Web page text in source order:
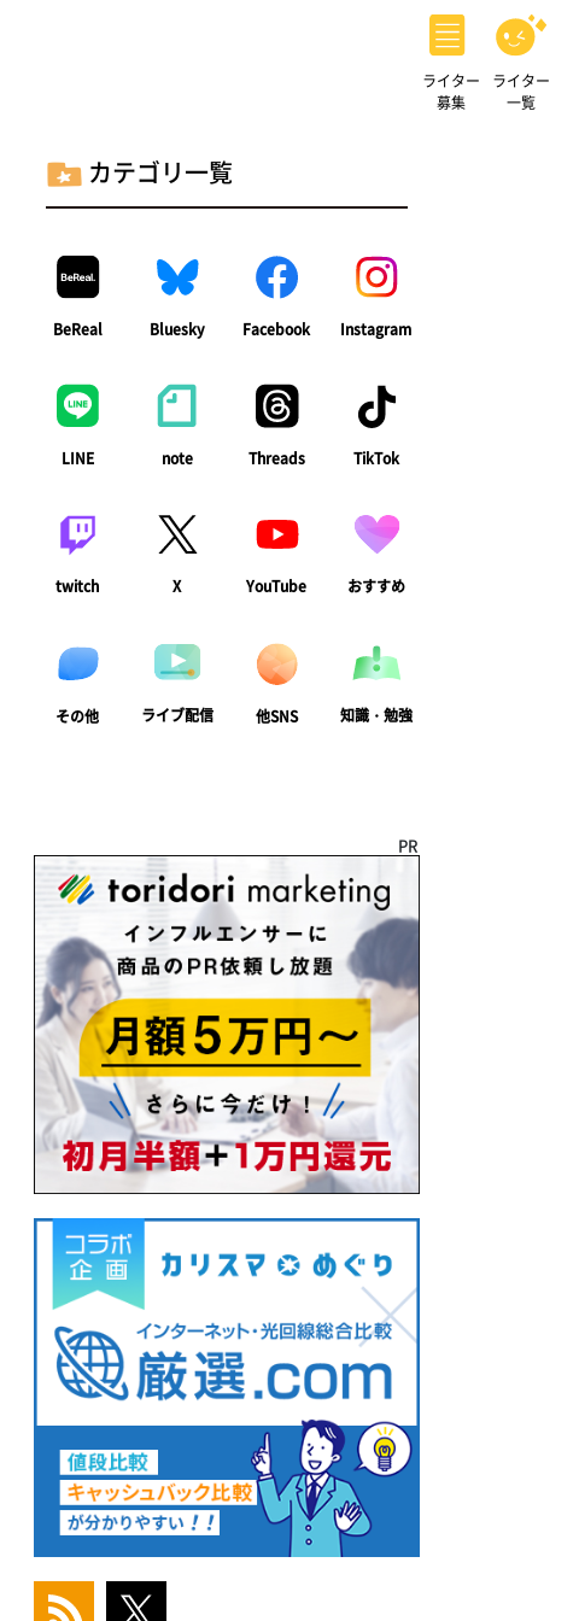
ライター
募集
ライター
一覧
カテゴリ一覧
BeReal Bluesky Facebook Instagram
LINE note Threads TikTok
twitch X YouTube おすすめ
その他 ライブ配信 他SNS 知識・勉強
PR